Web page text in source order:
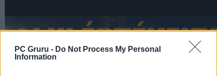
PC Gruru - Do Not Process My Personal
Information